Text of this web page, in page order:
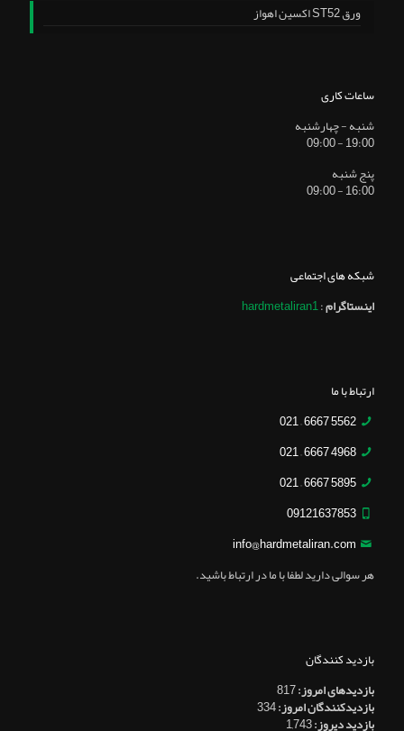
ورق ST52 اکسین اهواز
ساعات کاری
شنبه - چهارشنبه
19:00 - 09:00
پنج شنبه
16:00 - 09:00
شبکه های اجتماعی
اینستاگرام:
hardmetaliran1
ارتباط با ما
5562 6667 – 021
4968 6667 – 021
5895 6667 – 021
09121637853
info@hardmetaliran.com
هر سوالی دارید لطفا با ما در ارتباط باشید.
بازدید کنندگان
بازدیدهای امروز:817
بازدیدکنندگان امروز:334
بازدید دیروز:1,743